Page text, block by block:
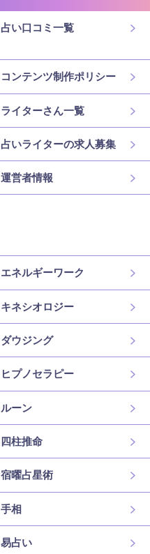
占い口コミ一覧
コンテンツ制作ポリシー
ライターさん一覧
占いライターの求人募集
運営者情報
エネルギーワーク
キネシオロジー
ダウジング
ヒプノセラピー
ルーン
四柱推命
宿曜占星術
手相
易占い